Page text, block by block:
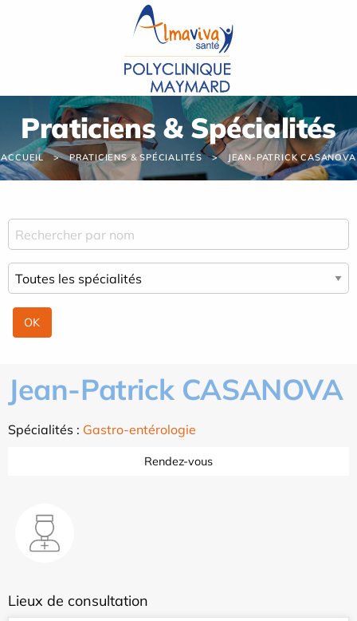
Praticiens & Spécialités
ACCUEIL PRATICIENS & SPÉCIALITÉS JEAN-PATRICK CASANOVA
Jean-Patrick CASANOVA
Spécialités : Gastro-entérologie
Rendez-vous
Lieux de consultation
Panneau de gestion des cookies